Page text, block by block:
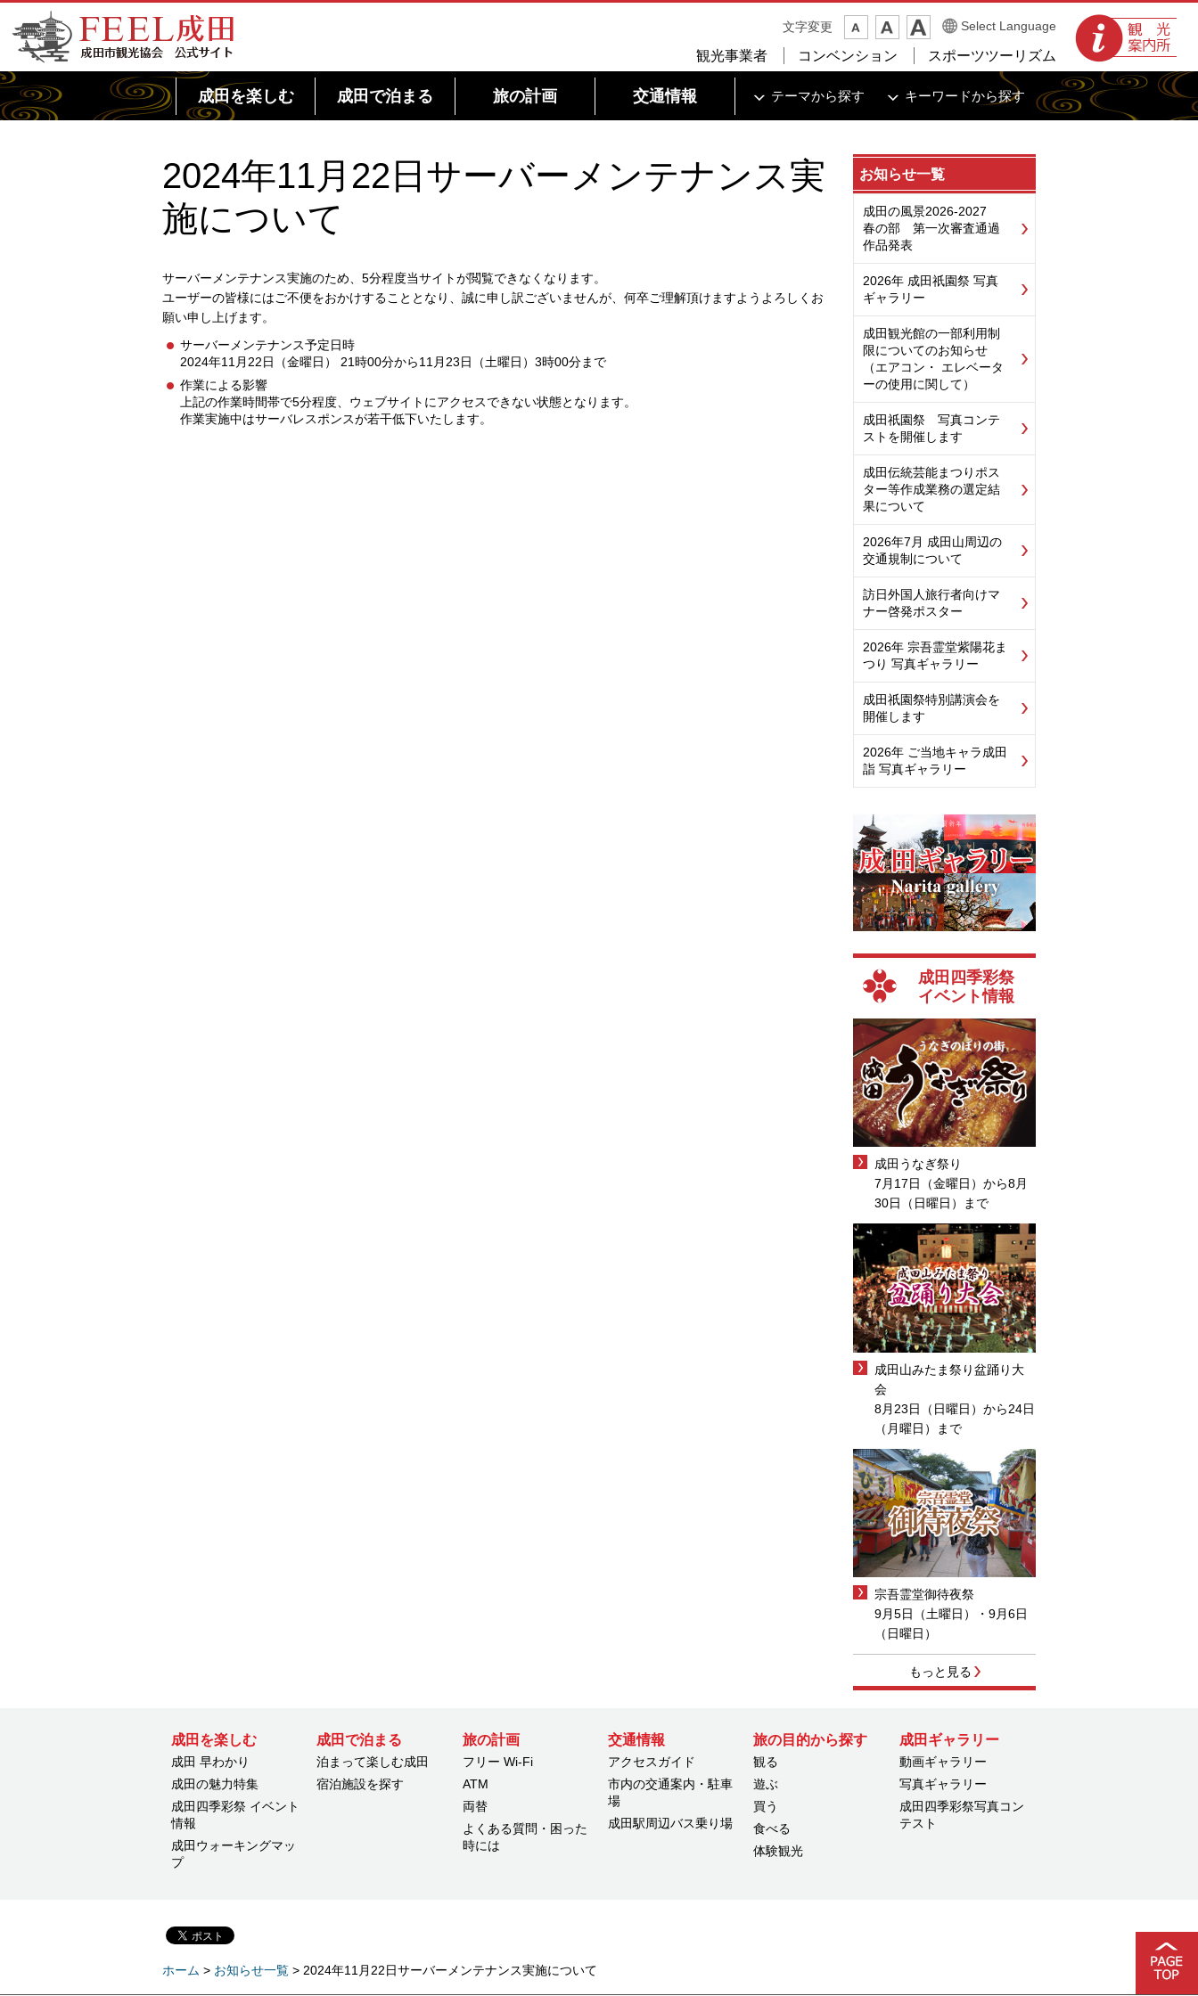
FEEL成田 成田市観光協会 公式サイト
観光案内所
文字変更 Select Language
観光事業者 コンベンション スポーツツーリズム
成田を楽しむ 成田で泊まる 旅の計画 交通情報 テーマから探す キーワードから探す
2024年11月22日サーバーメンテナンス実
施について
サーバーメンテナンス実施のため、5分程度当サイトが閲覧できなくなります。
ユーザーの皆様にはご不便をおかけすることとなり、誠に申し訳ございませんが、何卒ご理解頂けますようよろしくお
願い申し上げます。
サーバーメンテナンス予定日時
2024年11月22日（金曜日） 21時00分から11月23日（土曜日）3時00分まで
作業による影響
上記の作業時間帯で5分程度、ウェブサイトにアクセスできない状態となります。
作業実施中はサーバレスポンスが若干低下いたします。
お知らせ一覧
成田の風景2026-2027
春の部 第一次審査通過
作品発表
2026年 成田祇園祭 写真
ギャラリー
成田観光館の一部利用制
限についてのお知らせ
（エアコン・ エレベータ
ーの使用に関して）
成田祇園祭 写真コンテ
ストを開催します
成田伝統芸能まつりポス
ター等作成業務の選定結
果について
2026年7月 成田山周辺の
交通規制について
訪日外国人旅行者向けマ
ナー啓発ポスター
2026年 宗吾霊堂紫陽花ま
つり 写真ギャラリー
成田祇園祭特別講演会を
開催します
2026年 ご当地キャラ成田
詣 写真ギャラリー
成田四季彩祭
イベント情報
成田うなぎ祭り
7月17日（金曜日）から8月
30日（日曜日）まで
成田山みたま祭り盆踊り大
会
8月23日（日曜日）から24日
（月曜日）まで
宗吾霊堂御待夜祭
9月5日（土曜日）・9月6日
（日曜日）
もっと見る
成田を楽しむ
成田 早わかり
成田の魅力特集
成田四季彩祭 イベント
情報
成田ウォーキングマッ
プ
成田で泊まる
泊まって楽しむ成田
宿泊施設を探す
旅の計画
フリー Wi-Fi
ATM
両替
よくある質問・困った
時には
交通情報
アクセスガイド
市内の交通案内・駐車
場
成田駅周辺バス乗り場
旅の目的から探す
観る
遊ぶ
買う
食べる
体験観光
成田ギャラリー
動画ギャラリー
写真ギャラリー
成田四季彩祭写真コン
テスト
ホーム > お知らせ一覧 > 2024年11月22日サーバーメンテナンス実施について